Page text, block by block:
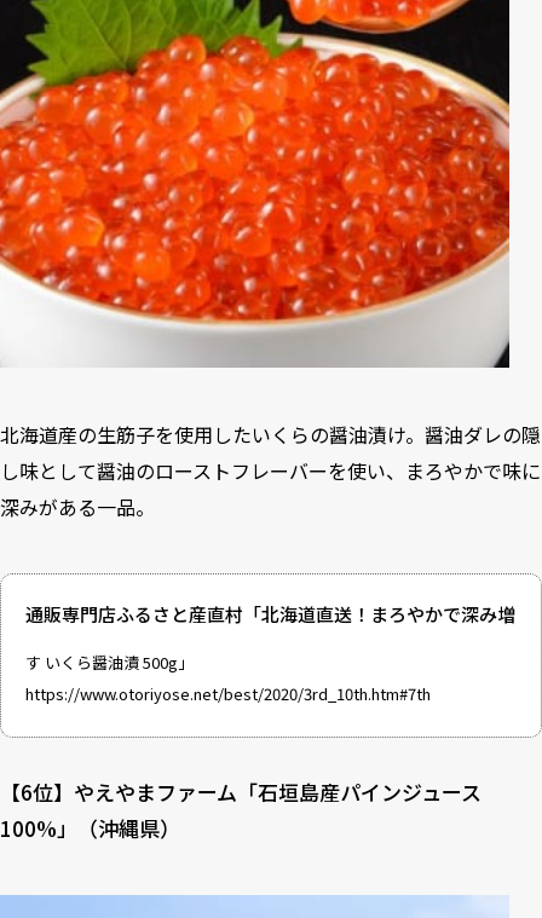
北海道産の生筋子を使用したいくらの醤油漬け。醤油ダレの隠
し味として醤油のローストフレーバーを使い、まろやかで味に
深みがある一品。
通販専門店ふるさと産直村「北海道直送！まろやかで深み増
す いくら醤油漬 500g」
https://www.otoriyose.net/best/2020/3rd_10th.htm#7th
【6位】やえやまファーム「石垣島産パインジュース
100%」（沖縄県）